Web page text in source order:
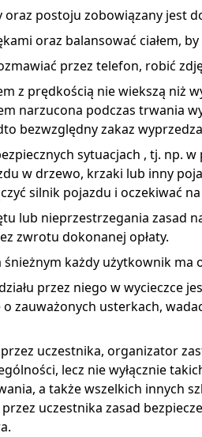
postoju zobowiązany jest
oraz balansować ciałem,
przez telefon, robić
z prędkością nie wiekszą
narzucona podczas trwania
bezwzględny zakaz
sytuacjach , tj. np.
w drzewo, krzaki lub inny
silnik pojazdu i oczekiwać
lub nieprzestrzegania
zwrotu dokonanej opłaty.
każdy użytkownik ma
przez niego w wycieczce
zauważonych usterkach,
uczestnika, organizator
lecz nie wyłącznie
a także wszelkich innych
uczestnika zasad